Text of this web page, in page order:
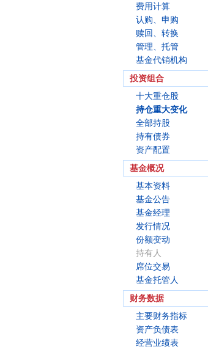
费用计算
认购、申购
赎回、转换
管理、托管
基金代销机构
投资组合
十大重仓股
持仓重大变化
全部持股
持有债券
资产配置
基金概况
基本资料
基金公告
基金经理
发行情况
份额变动
持有人
席位交易
基金托管人
财务数据
主要财务指标
资产负债表
经营业绩表